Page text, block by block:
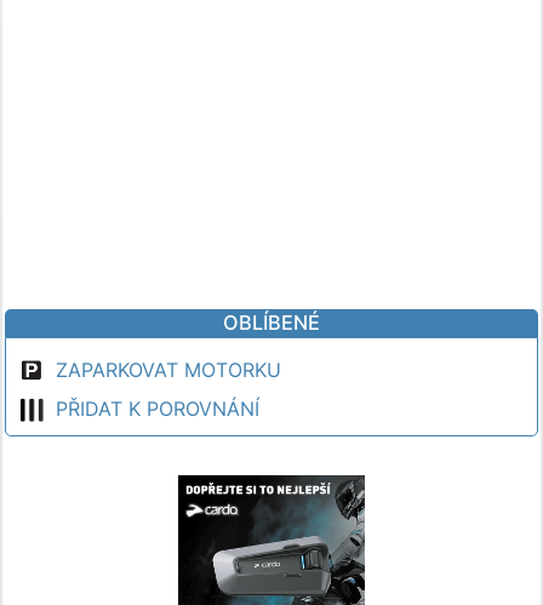
OBLÍBENÉ
ZAPARKOVAT MOTORKU
PŘIDAT K POROVNÁNÍ